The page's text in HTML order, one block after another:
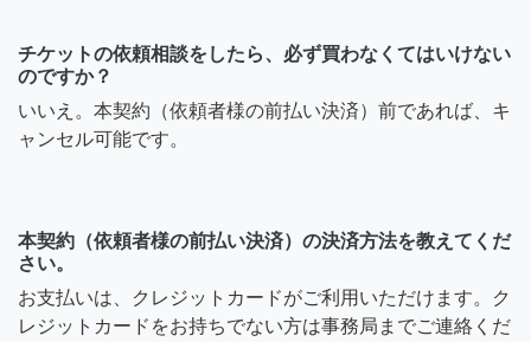
チケットの依頼相談をしたら、必ず買わなくてはいけない
のですか？
いいえ。本契約（依頼者様の前払い決済）前であれば、キ
ャンセル可能です。
本契約（依頼者様の前払い決済）の決済方法を教えてくだ
さい。
お支払いは、クレジットカードがご利用いただけます。ク
レジットカードをお持ちでない方は事務局までご連絡くだ